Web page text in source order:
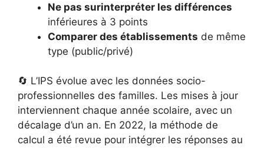
Ne pas surinterpréter les différences
inférieures à 3 points
Comparer des établissements de même
type (public/privé)
🔄 L’IPS évolue avec les données socio-
professionnelles des familles. Les mises à jour
interviennent chaque année scolaire, avec un
décalage d’un an. En 2022, la méthode de
calcul a été revue pour intégrer les réponses au